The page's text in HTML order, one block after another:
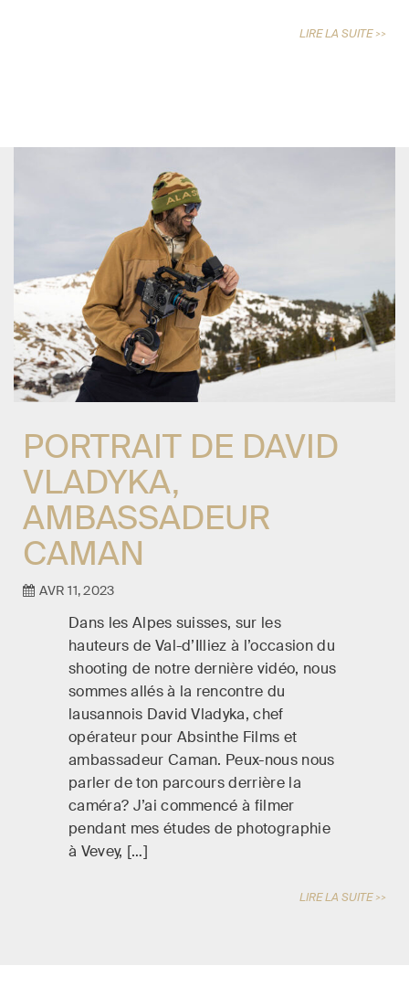
LIRE LA SUITE >>
PORTRAIT DE DAVID
VLADYKA,
AMBASSADEUR
CAMAN
AVR 11, 2023
Dans les Alpes suisses, sur les
hauteurs de Val-d’Illiez à l’occasion du
shooting de notre dernière vidéo, nous
sommes allés à la rencontre du
lausannois David Vladyka, chef
opérateur pour Absinthe Films et
ambassadeur Caman. Peux-nous nous
parler de ton parcours derrière la
caméra? J’ai commencé à filmer
pendant mes études de photographie
à Vevey, […]
LIRE LA SUITE >>